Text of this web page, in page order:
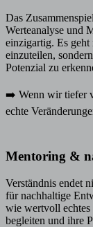
Das
Werteanalyse und
einzigartig. Es
einzuteilen,
Potenzial zu
➡️ Wenn wir tiefer
echte
Mentoring &
Verständnis endet
für nachhaltige
wie wertvoll echtes
begleiten und ihre